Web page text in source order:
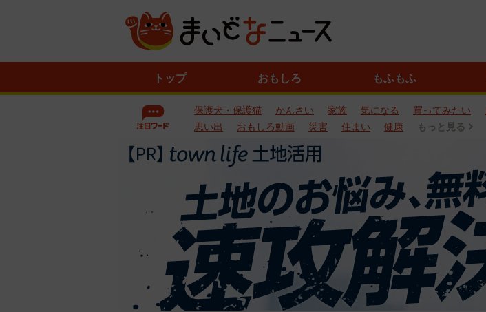
トップ おもしろ もふもふ
保護犬・保護猫 かんさい 家族 気になる 買ってみたい
思い出
おもしろ動画 災害 住まい 健康 もっと見る